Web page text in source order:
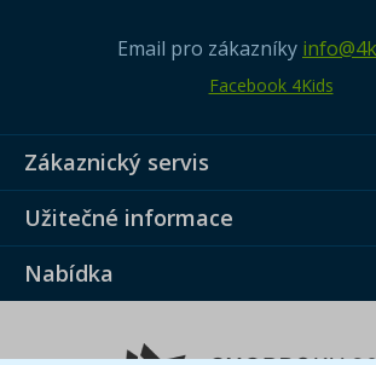
Email pro zákazníky
Facebook 4Kids
Zákaznický servis
Užitečné informace
Nabídka